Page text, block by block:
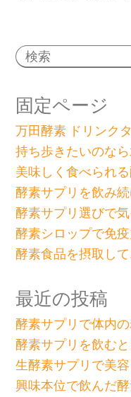
固定ページ
万田酵素 ドリンク
持ち歩きたいのな
美味しく食べられ
酵素サプリを飲み
酵素サプリ選びで
酵素シロップで免
酵素食品を摂取し
最近の投稿
酵素サプリで体内
酵素サプリを飲む
生酵素サプリで美
興味本位で飲んだ